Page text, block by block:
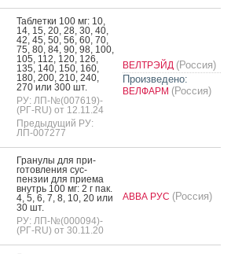
Таб­летки 100 мг: 10,
14, 15, 20, 28, 30, 40,
42, 45, 50, 56, 60, 70,
75, 80, 84, 90, 98, 100,
105, 112, 120, 126,
135, 140, 150, 160,
180, 200, 210, 240,
270 или 300 шт.
РУ: ЛП-№(007619)-
(РГ-RU) от 12.11.24
Предыдущий РУ:
ЛП-007277
ВЕЛТРЭЙД (Россия)
Произведено:
ВЕЛФАРМ (Россия)
Гра­нулы для при­
готов­ле­ния сус­
пензии для при­ема
внутрь 100 мг: 2 г пак.
4, 5, 6, 7, 8, 10, 20 или
30 шт.
РУ: ЛП-№(000094)-
(РГ-RU) от 30.11.20
АВВА РУС (Россия)